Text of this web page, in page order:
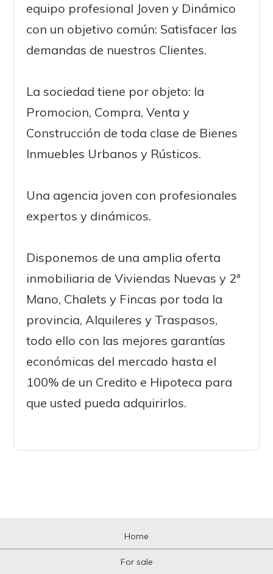
equipo profesional Joven y Dinámico
con un objetivo común: Satisfacer las
demandas de nuestros Clientes.
La sociedad tiene por objeto: la
Promocion, Compra, Venta y
Construcción de toda clase de Bienes
Inmuebles Urbanos y Rústicos.
Una agencia joven con profesionales
expertos y dinámicos.
Disponemos de una amplia oferta
inmobiliaria de Viviendas Nuevas y 2ª
Mano, Chalets y Fincas por toda la
provincia, Alquileres y Traspasos,
todo ello con las mejores garantías
económicas del mercado hasta el
100% de un Credito e Hipoteca para
que usted pueda adquirirlos.
Home
For sale